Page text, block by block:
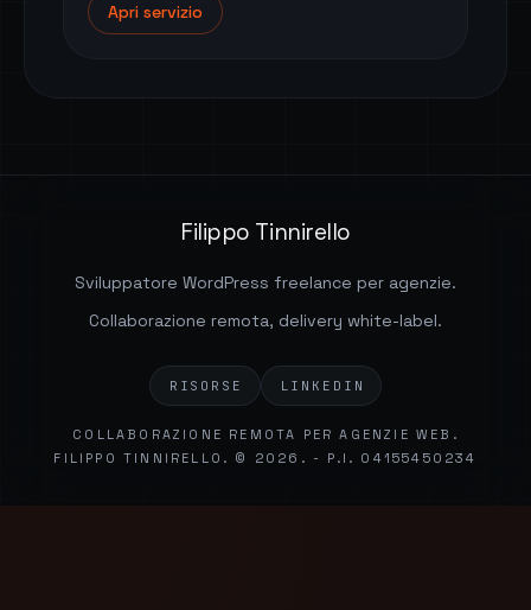
Apri servizio
Filippo Tinnirello
Sviluppatore WordPress freelance per agenzie.
Collaborazione remota, delivery white-label.
RISORSE LINKEDIN
COLLABORAZIONE REMOTA PER AGENZIE WEB.
FILIPPO TINNIRELLO. © 2026. - P.I. 04155450234